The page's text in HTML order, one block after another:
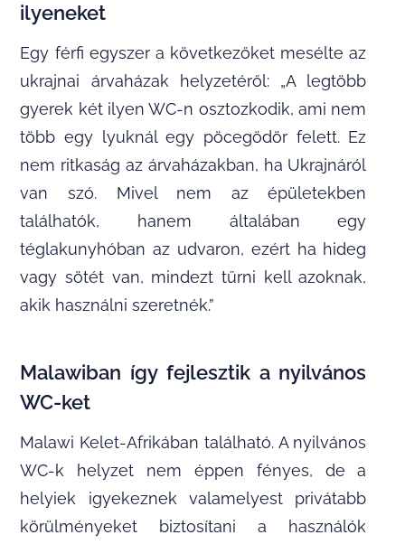
ilyeneket
Egy férfi egyszer a következőket mesélte az
ukrajnai árvaházak helyzetéről: „A legtöbb
gyerek két ilyen WC-n osztozkodik, ami nem
több egy lyuknál egy pöcegödör felett. Ez
nem ritkaság az árvaházakban, ha Ukrajnáról
van szó. Mivel nem az épületekben
találhatók, hanem általában egy
téglakunyhóban az udvaron, ezért ha hideg
vagy sötét van, mindezt tűrni kell azoknak,
akik használni szeretnék.”
Malawiban így fejlesztik a nyilvános
WC-ket
Malawi Kelet-Afrikában található. A nyilvános
WC-k helyzet nem éppen fényes, de a
helyiek igyekeznek valamelyest privátabb
körülményeket biztosítani a használók